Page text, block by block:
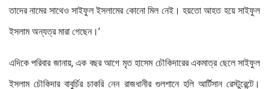
তাদের নামের সাথেও সাইফুল ইসলামের কোনো মিল নেই। হয়তো আহত হয়ে সাইফুল
ইসলাম অন্যত্র মারা গেছেন।’
এদিকে পরিবার জানায়, এক বছর আগে মৃত হাসেম চৌকিদারের একমাত্র ছেলে সাইফুল
ইসলাম চৌকিদার বাবুর্চির চাকরি নেন রাজধানীর গুলশানে হলি আর্টিসান রেস্টুরেন্টে।